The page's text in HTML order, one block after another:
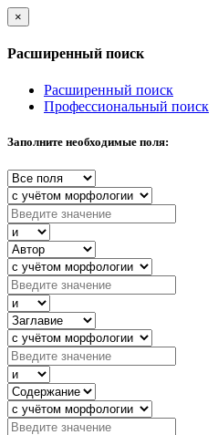
×
Расширенный поиск
Расширенный поиск
Профессиональный поиск
Заполните необходимые поля: